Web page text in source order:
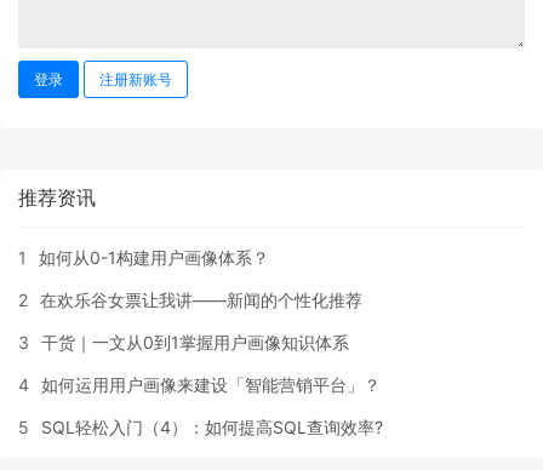
登录 注册新账号
推荐资讯
1 如何从0-1构建用户画像体系？
2 在欢乐谷女票让我讲——新闻的个性化推荐
3 干货｜一文从0到1掌握用户画像知识体系
4 如何运用用户画像来建设「智能营销平台」？
5 SQL轻松入门（4）：如何提高SQL查询效率?